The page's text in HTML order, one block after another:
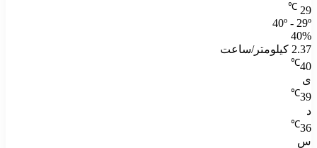
29
℃
40º - 29º
40%
2.37 کیلومتر/ساعت
40
℃
ی
39
℃
د
36
℃
س